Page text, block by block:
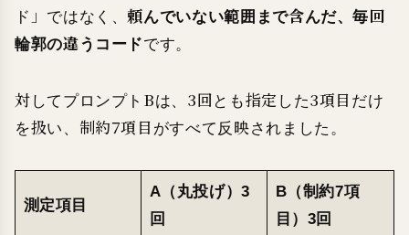
ド」ではなく、 頼んでいない範囲まで含んだ、毎回
輪郭の違うコードです。
対してプロンプトBは、3回とも指定した3項目だけ
を扱い、制約7項目がすべて反映されました。
測定項目
A（丸投げ）3
回
B（制約7項
目）3回